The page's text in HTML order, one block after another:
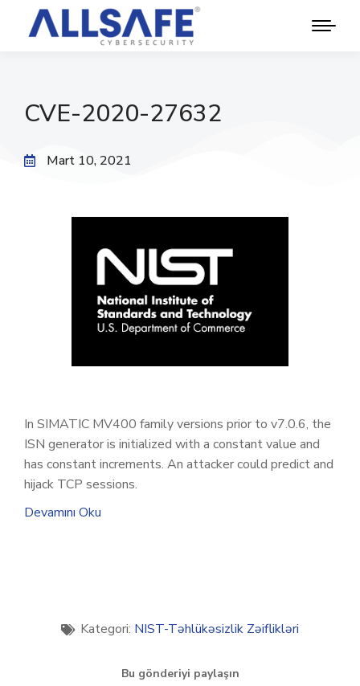
CVE-2020-27632
Mart 10, 2021
In SIMATIC MV400 family versions prior to v7.0.6, the
ISN generator is initialized with a constant value and
has constant increments. An attacker could predict and
hijack TCP sessions.
Devamını Oku
Kategori: NIST-Təhlükəsizlik Zəiflikləri
Bu gönderiyi paylaşın